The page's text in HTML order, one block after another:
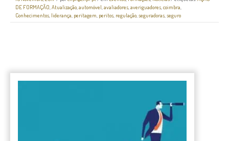
DE FORMAÇÃO,Atualização,automóvel,avaliadores,averiguadores,coimbra,
Conhecimentos, liderança, peritagem, peritos, regulação,seguradoras,seguro